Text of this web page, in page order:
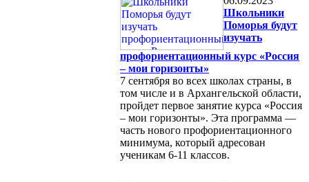
Школьники
Поморья будут
изучать
профориентационный курс «Россия
– мои горизонты»
7 сентября во всех школах страны, в
том числе и в Архангельской области,
пройдет первое занятие курса «Россия
– мои горизонты». Эта программа —
часть нового профориентационного
минимума, который адресован
ученикам 6-11 классов.